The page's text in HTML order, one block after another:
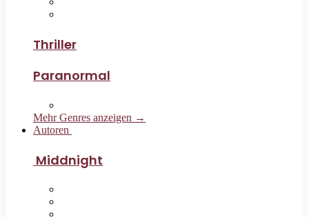
Thriller
Paranormal
Mehr Genres anzeigen →
Autoren
Middnight